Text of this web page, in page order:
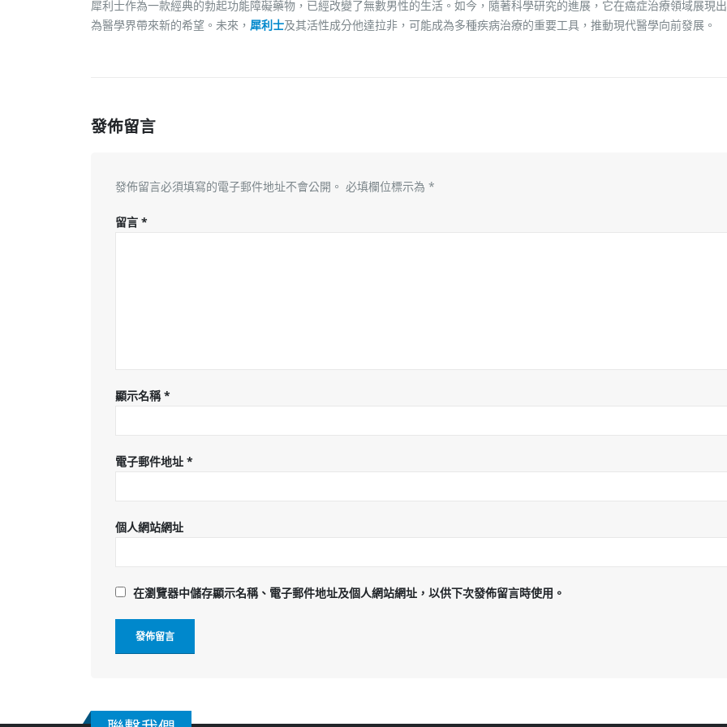
犀利士作為一款經典的勃起功能障礙藥物，已經改變了無數男性的生活。如今，隨著科學研究的進展，它在癌症治療領域展現
為醫學界帶來新的希望。未來， 犀利士及其活性成分他達拉非，可能成為多種疾病治療的重要工具，推動現代醫學向前發展。
發佈留言
發佈留言必須填寫的電子郵件地址不會公開。 必填欄位標示為 *
留言 *
顯示名稱*
電子郵件地址 *
個人網站網址
在瀏覽器中儲存顯示名稱、電子郵件地址及個人網站網址，以供下次發佈留言時使用。